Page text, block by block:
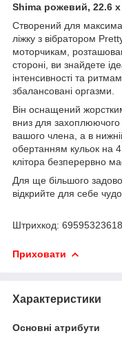
Shima рожевий, 22.6
Створений для
ліжку з вібратором
моторчикам,
стороні, ви знайдете
інтенсивності та
збалансовані оргазми.
Він оснащений
вниз для захоплюючого
вашого члена, а в
обертанням кульок на
клітора безперервно
Для ще більшого
відкрийте для себе
Штрихкод:
Приховати
Характеристики
Основні атрибути